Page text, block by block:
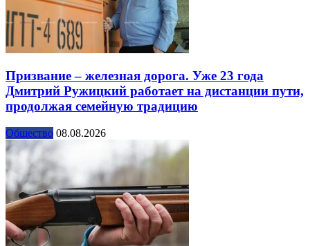
Призвание – железная дорога. Уже 23 года
Дмитрий Ружицкий работает на дистанции пути,
продолжая семейную традицию
Общество 08.08.2026